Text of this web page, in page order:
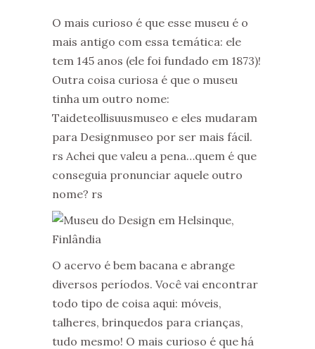
O mais curioso é que esse museu é o
mais antigo com essa temática: ele
tem 145 anos (ele foi fundado em 1873)!
Outra coisa curiosa é que o museu
tinha um outro nome:
Taideteollisuusmuseo e eles mudaram
para Designmuseo por ser mais fácil.
rs Achei que valeu a pena…quem é que
conseguia pronunciar aquele outro
nome? rs
O acervo é bem bacana e abrange
diversos períodos. Você vai encontrar
todo tipo de coisa aqui: móveis,
talheres, brinquedos para crianças,
tudo mesmo! O mais curioso é que há